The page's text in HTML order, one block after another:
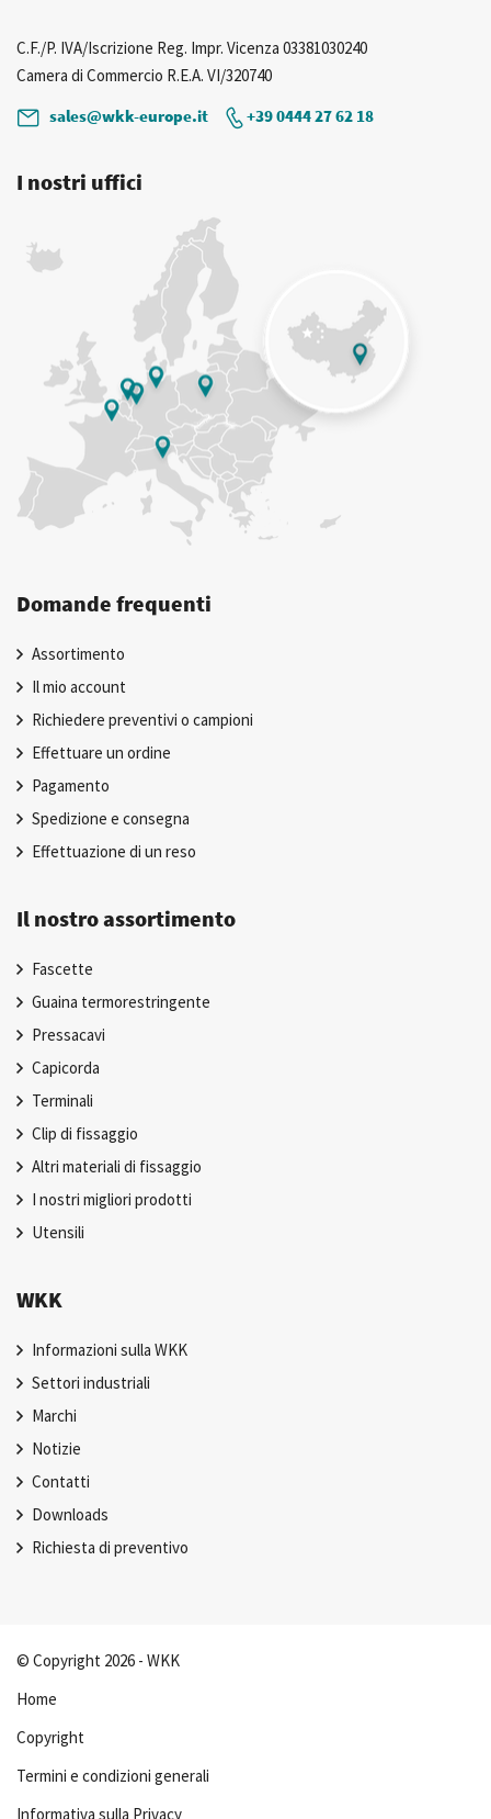
C.F./P. IVA/Iscrizione Reg. Impr. Vicenza 03381030240
Camera di Commercio R.E.A. VI/320740
sales@wkk-europe.it
+39 0444 27 62 18
I nostri uffici
Domande frequenti
Assortimento
Il mio account
Richiedere preventivi o campioni
Effettuare un ordine
Pagamento
Spedizione e consegna
Effettuazione di un reso
Il nostro assortimento
Fascette
Guaina termorestringente
Pressacavi
Capicorda
Terminali
Clip di fissaggio
Altri materiali di fissaggio
I nostri migliori prodotti
Utensili
WKK
Informazioni sulla WKK
Settori industriali
Marchi
Notizie
Contatti
Downloads
Richiesta di preventivo
© Copyright 2026 - WKK
Home
Copyright
Termini e condizioni generali
Informativa sulla Privacy